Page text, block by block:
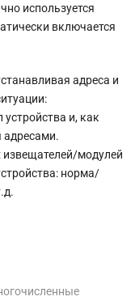
используется
включается
адреса и
и, как
адресами.
извещателей/модулей
норма/